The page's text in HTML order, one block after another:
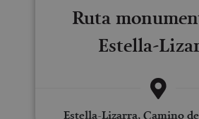
Ruta
Estella-
Estella-Lizarra, Camino